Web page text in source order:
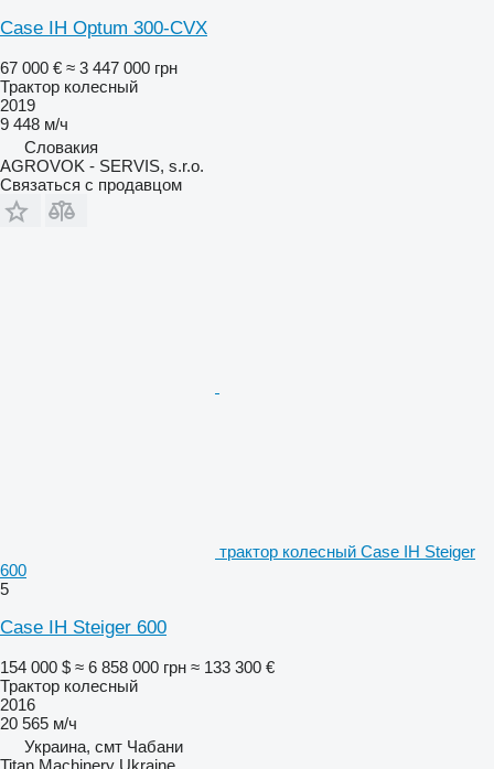
Case IH Optum 300-CVX
67 000 € ≈ 3 447 000 грн
Трактор колесный
2019
9 448 м/ч
Словакия
AGROVOK - SERVIS, s.r.o.
Связаться с продавцом
трактор колесный Case IH Steiger
600
5
Case IH Steiger 600
154 000 $ ≈ 6 858 000 грн ≈ 133 300 €
Трактор колесный
2016
20 565 м/ч
Украина, смт Чабани
Titan Machinery Ukraine